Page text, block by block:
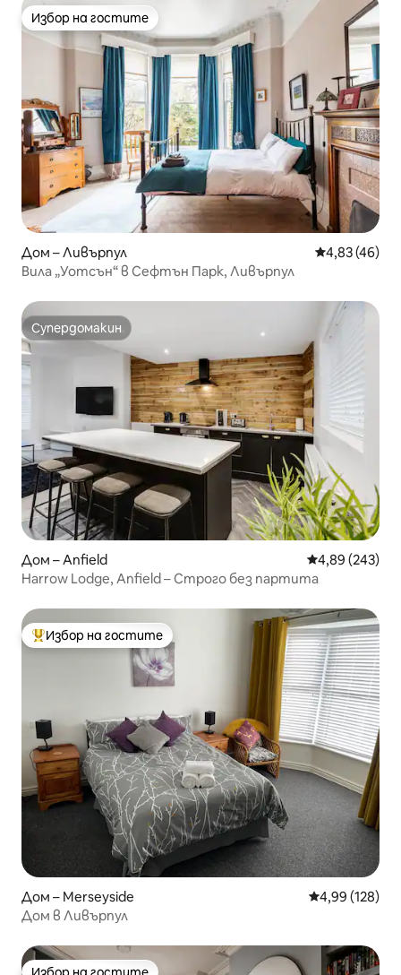
Избор на гостите
Избор на гостите
Дом – Ливърпул Средна
4,83 (46)
Вила „Уотсън“ в Сефтън Парк, Ливърпул
Супердомакин
Супердомакин
Дом – Anfield Средна
4,89 (243)
Harrow Lodge, Anfield – Строго без партита
Най-популярен избор на гостите
Избор на гостите
Дом – Merseyside Средна
4,99 (128)
Дом в Ливърпул